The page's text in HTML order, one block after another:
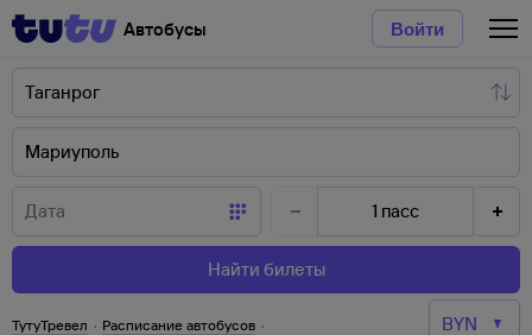
Автобусы Войти
1 пасс
Найти билеты
ТутуТревел · Расписание автобусов ·